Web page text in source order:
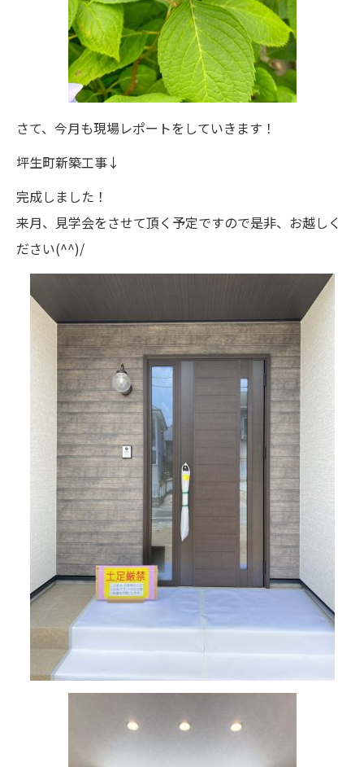
さて、今月も現場レポートをしていきます！
坪生町新築工事↓
完成しました！
来月、見学会をさせて頂く予定ですので是非、お越しく
ださい(^^)/